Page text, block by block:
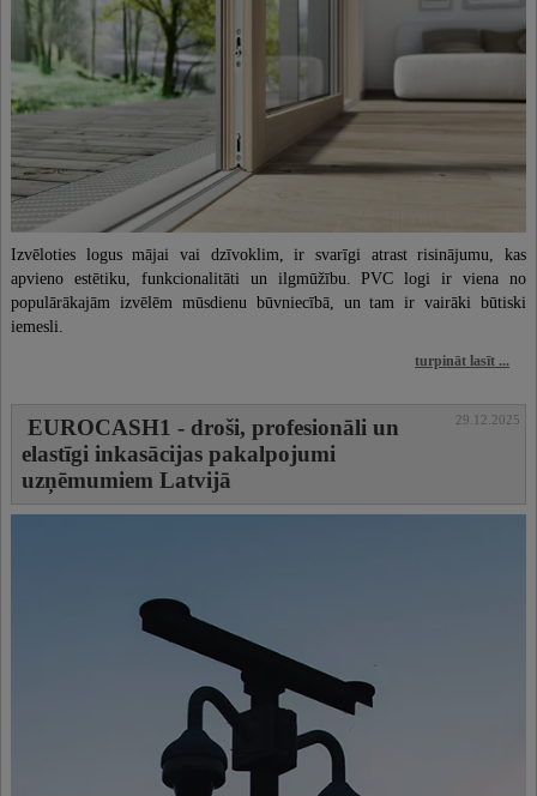
Izvēloties logus mājai vai dzīvoklim, ir svarīgi atrast risinājumu, kas
apvieno estētiku, funkcionalitāti un ilgmūžību. PVC logi ir viena no
populārākajām izvēlēm mūsdienu būvniecībā, un tam ir vairāki būtiski
iemesli.
turpināt lasīt ...
EUROCASH1 - droši, profesionāli un
elastīgi inkasācijas pakalpojumi
uzņēmumiem Latvijā
29.12.2025